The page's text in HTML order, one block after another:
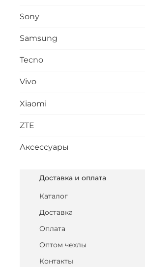
Sony
Samsung
Tecno
Vivo
Xiaomi
ZTE
Аксессуары
Доставка и оплата
Каталог
Доставка
Оплата
Оптом чехлы
Контакты